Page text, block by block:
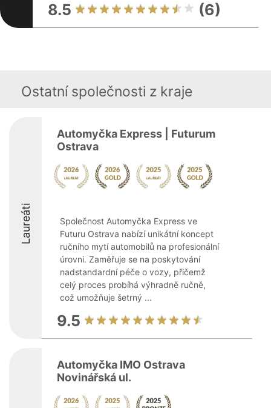
8.5 (6)
Ostatní společnosti z kraje
Laureáti
Automyčka Express | Futurum
Ostrava
Společnost Automyčka Express ve
Futuru Ostrava nabízí unikátní koncept
ručního mytí automobilů na profesionální
úrovni. Zaměřuje se na poskytování
nadstandardní péče o vozy, přičemž
celý proces probíhá výhradně ručně,
což umožňuje šetrný ...
9.5
Automyčka IMO Ostrava
Novinářská ul.